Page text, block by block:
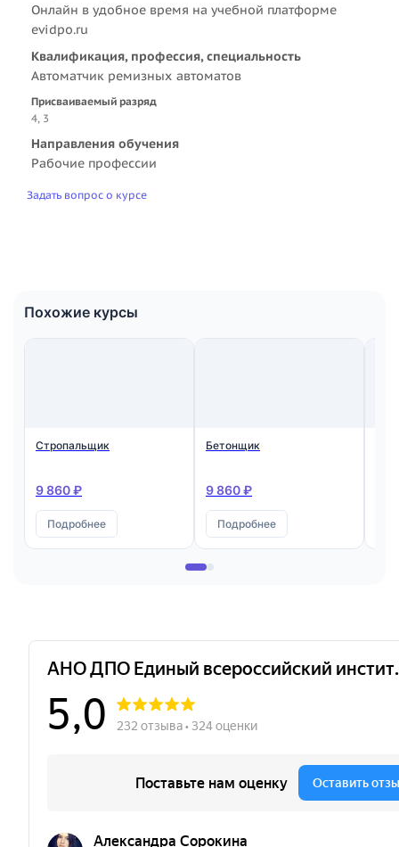
Онлайн в удобное время на учебной платформе
evidpo.ru
Квалификация, профессия, специальность
Автоматчик ремизных автоматов
Присваиваемый разряд
4, 3
Направления обучения
Рабочие профессии
Задать вопрос о курсе
Похожие курсы
Стропальщик
9 860 ₽
Подробнее
Бетонщик
9 860 ₽
Подробнее